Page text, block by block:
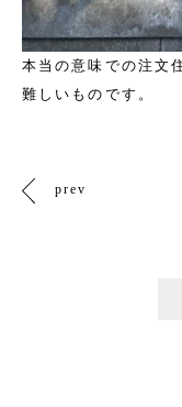
本当の意味での注文
難しいものです。
prev